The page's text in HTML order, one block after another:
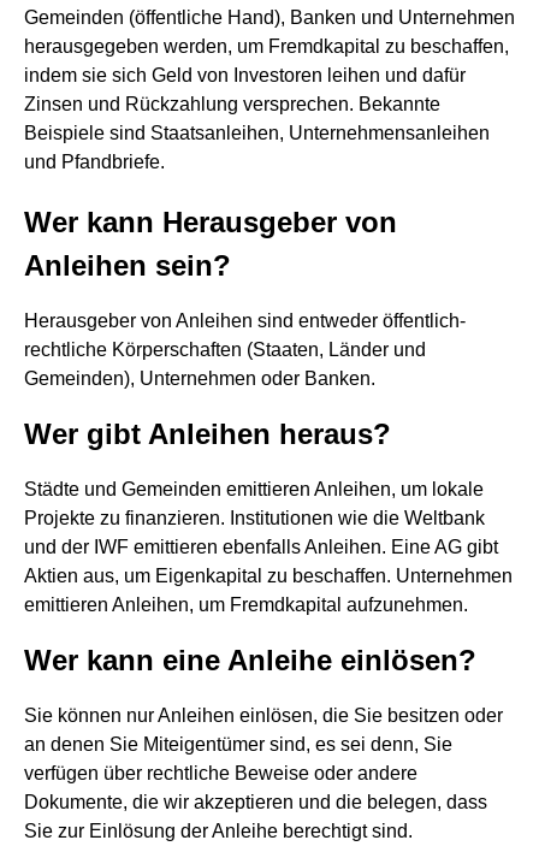
Gemeinden (öffentliche Hand), Banken und Unternehmen
herausgegeben werden, um Fremdkapital zu beschaffen,
indem sie sich Geld von Investoren leihen und dafür
Zinsen und Rückzahlung versprechen. Bekannte
Beispiele sind Staatsanleihen, Unternehmensanleihen
und Pfandbriefe.
Wer kann Herausgeber von
Anleihen sein?
Herausgeber von Anleihen sind entweder öffentlich-
rechtliche Körperschaften (Staaten, Länder und
Gemeinden), Unternehmen oder Banken.
Wer gibt Anleihen heraus?
Städte und Gemeinden emittieren Anleihen, um lokale
Projekte zu finanzieren. Institutionen wie die Weltbank
und der IWF emittieren ebenfalls Anleihen. Eine AG gibt
Aktien aus, um Eigenkapital zu beschaffen. Unternehmen
emittieren Anleihen, um Fremdkapital aufzunehmen.
Wer kann eine Anleihe einlösen?
Sie können nur Anleihen einlösen, die Sie besitzen oder
an denen Sie Miteigentümer sind, es sei denn, Sie
verfügen über rechtliche Beweise oder andere
Dokumente, die wir akzeptieren und die belegen, dass
Sie zur Einlösung der Anleihe berechtigt sind.